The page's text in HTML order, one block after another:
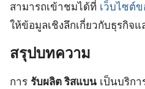
สามารถเข้าชมได้ที่ เว็บไซต์
ให้ข้อมูลเชิงลึกเกี่ยวกับธุรกิจแ
สรุปบทความ
การ รับผลิต ริสแบน เป็นบริก